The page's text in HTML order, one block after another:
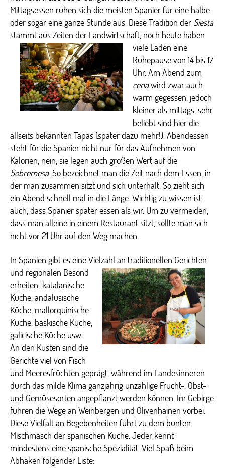
Mittagsessen ruhen sich die meisten Spanier für eine halbe
oder sogar eine ganze Stunde aus. Diese Tradition der Siesta
stammt aus Zeiten der Landwirtschaft, noch heute haben
viele Läden eine
Ruhepause von 14 bis 17
Uhr. Am Abend zum
cenawird zwar auch
warm gegessen, jedoch
kleiner als mittags, sehr
beliebt sind hier die
allseits bekannten Tapas (später dazu mehr!). Abendessen
steht für die Spanier nicht nur für das Aufnehmen von
Kalorien, nein, sie legen auch großen Wert auf die
Sobremesa. So bezeichnet man die Zeit nach dem Essen, in
der man zusammen sitzt und sich unterhält. So zieht sich
ein Abend schnell mal in die Länge. Wichtig zu wissen ist
auch, dass Spanier später essen als wir. Um zu vermeiden,
dass man alleine in einem Restaurant sitzt, sollte man sich
nicht vor 21 Uhr auf den Weg machen.
In Spanien gibt es eine Vielzahl an traditionellen Gerichten
und regionalen Besond
erheiten: katalanische
Küche, andalusische
Küche, mallorquinische
Küche, baskische Küche,
galicische Küche usw.
An den Küsten sind die
Gerichte viel von Fisch
und Meeresfrüchten geprägt, während im Landesinneren
durch das milde Klima ganzjährig unzählige Frucht-, Obst-
und Gemüsesorten angepflanzt werden können. Im Gebirge
führen die Wege an Weinbergen und Olivenhainen vorbei.
Diese Vielfalt an Begebenheiten führt zu dem bunten
Mischmasch der spanischen Küche. Jeder kennt
mindestens eine spanische Spezialität. Viel Spaß beim
Abhaken folgender Liste: